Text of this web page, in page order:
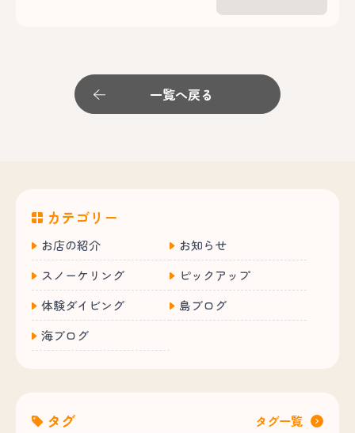
一覧へ戻る
カテゴリー
お店の紹介
お知らせ
スノーケリング
ピックアップ
体験ダイビング
島ブログ
海ブログ
タグ タグ一覧